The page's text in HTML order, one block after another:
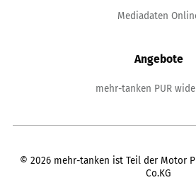
Mediadaten
Angebote
mehr-tanken PUR
© 2026 mehr-tanken ist Teil der Motor
Co.KG